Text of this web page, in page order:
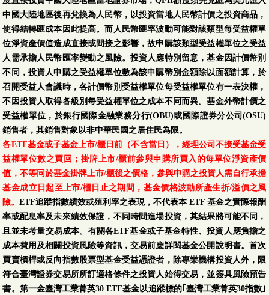
中國大陸地區後再兌換為人民幣，以投資當地人民幣計價之投資商品，
使得結轉匯成本因此提高。而人民幣匯率波動可能對該類型每受益權單
位淨資產價值造成直接或間接之影響，故申購該類型受益權單位之受益
人需承擔人民幣匯率變動之風險。投資人應特別留意，基金因計價幣別
不同，投資人申購之受益權單位數為該申購幣別金額除以面額計算，於
召開受益人會議時，各計價幣別受益權單位每受益權單位有一表決權，
不因投資人取得各級別每受益權單位之成本不同而異。基金外幣計價之
受益權單位，於銀行國際金融業務分行(OBU)或國際證券分公司(OSU)
銷售者，其銷售對象以非中華民國之居住民為限。
各ETF基金或子基金上市/櫃日前（不含當日），經理公司不接受基金受
益權單位數之買回；掛牌上市/櫃前參與申購所買入的每單位淨資產價
值，不等同於基金掛牌上市/櫃後之價格，參與申購之投資人需自行承擔
基金成立日起至上市/櫃日止之期間，基金價格波動所產生折/溢價之風
險。ETF追蹤指數績效或殖利率之表現，不代表本 ETF 基金之實際報酬
率或配息率及未來績效保證，不同時間進場投資，其結果將可能不同，
且並未考量交易成本。有關各ETF基金或子基金特性、投資人應負擔之
成本費用及相關投資風險等資訊，交易前應詳閱基金公開說明書。首次
買賣槓桿或反向指數股票型基金受益憑證者，除專業機構投資人外，限
符合臺灣證券交易所所訂適格條件之投資人始得交易，並簽具風險預告
書。第一金臺灣工業菁英30 ETF基金以追蹤標的｢臺灣工業菁英30指數｣